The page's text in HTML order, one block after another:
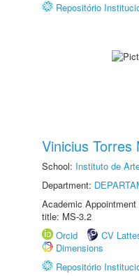
Repositório
Vinicius Torres
School: Instituto de
Department:
Academic
title: MS-3.2
Orcid
CV
Dimensions
Repositório